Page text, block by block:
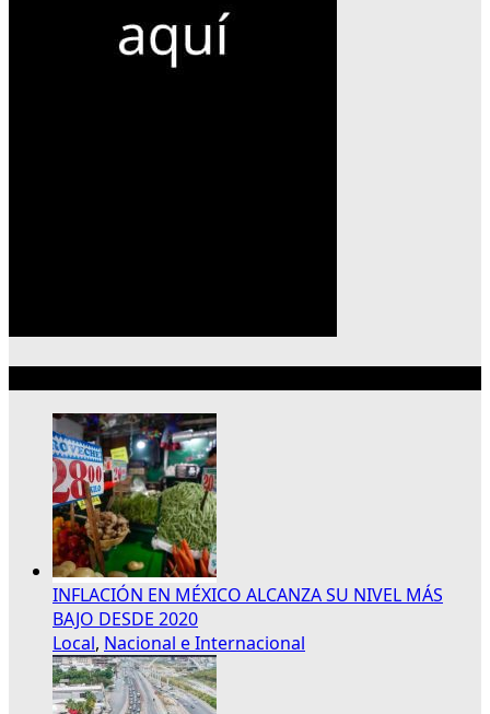
INFLACIÓN EN MÉXICO ALCANZA SU NIVEL MÁS
BAJO DESDE 2020
Local, Nacional e Internacional